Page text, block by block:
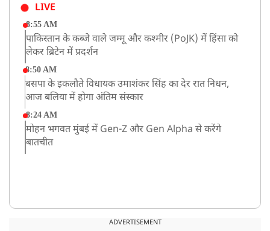
LIVE
8:55 AM
पाकिस्तान के कब्जे वाले जम्मू और कश्मीर (PoJK) में हिंसा को
लेकर ब्रिटेन में प्रदर्शन
8:50 AM
बसपा के इकलौते विधायक उमाशंकर सिंह का देर रात निधन,
आज बलिया में होगा अंतिम संस्कार
8:24 AM
मोहन भगवत मुंबई में Gen-Z और Gen Alpha से करेंगे
बातचीत
ADVERTISEMENT